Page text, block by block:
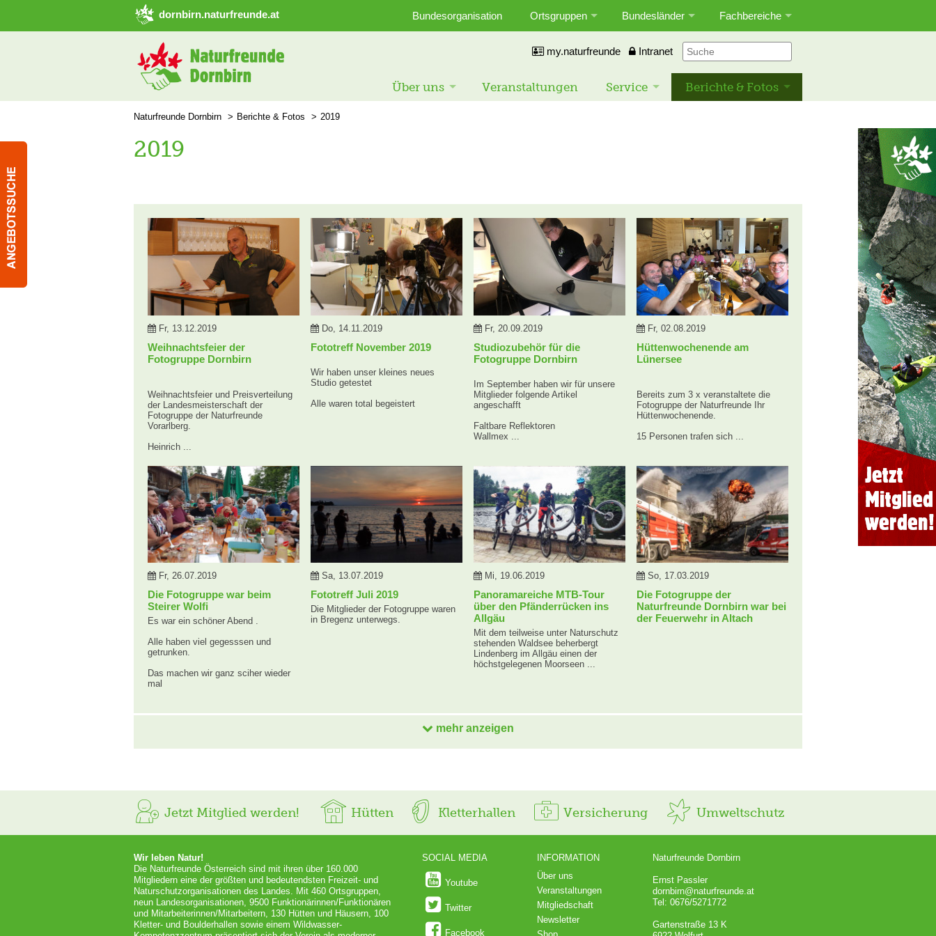
➜ Hauptregion der Seite anspringen
dornbirn.naturfreunde.at Bundesorganisation Ortsgruppen Bundesländer Fachbereiche
my.naturfreunde Intranet
Über uns Veranstaltungen Service Berichte & Fotos
Naturfreunde Dornbirn Berichte & Fotos 2019
2019
Fr, 13.12.2019
Weihnachtsfeier der
Fotogruppe Dornbirn
Weihnachtsfeier und Preisverteilung
der Landesmeisterschaft der
Fotogruppe der Naturfreunde
Vorarlberg.
Heinrich ...
Do, 14.11.2019
Fototreff November 2019
Wir haben unser kleines neues
Studio getestet
Alle waren total begeistert
Fr, 20.09.2019
Studiozubehör für die
Fotogruppe Dornbirn
Im September haben wir für unsere
Mitglieder folgende Artikel
angeschafft
Faltbare Reflektoren
Wallmex ...
Fr, 02.08.2019
Hüttenwochenende am
Lünersee
Bereits zum 3 x veranstaltete die
Fotogruppe der Naturfreunde Ihr
Hüttenwochenende.
15 Personen trafen sich ...
Fr, 26.07.2019
Die Fotogruppe war beim
Steirer Wolfi
Es war ein schöner Abend .
Alle haben viel gegesssen und
getrunken.
Das machen wir ganz sciher wieder
mal
Sa, 13.07.2019
Fototreff Juli 2019
Die Mitglieder der Fotogruppe waren
in Bregenz unterwegs.
Mi, 19.06.2019
Panoramareiche MTB-Tour
über den Pfänderrücken ins
Allgäu
Mit dem teilweise unter Naturschutz
stehenden Waldsee beherbergt
Lindenberg im Allgäu einen der
höchstgelegenen Moorseen ...
So, 17.03.2019
Die Fotogruppe der
Naturfreunde Dornbirn war bei
der Feuerwehr in Altach
mehr anzeigen
Jetzt Mitglied werden! Hütten Kletterhallen Versicherung Umweltschutz
Wir leben Natur!
Die Naturfreunde Österreich sind mit ihren über 160.000
Mitgliedern eine der größten und bedeutendsten Freizeit- und
Naturschutzorganisationen des Landes. Mit 460 Ortsgruppen,
neun Landesorganisationen, 9500 Funktionärinnen/Funktionären
und Mitarbeiterinnen/Mitarbeitern, 130 Hütten und Häusern, 100
Kletter- und Boulderhallen sowie einem Wildwasser-
SOCIAL MEDIA
Youtube
Twitter
Facebook
INFORMATION
Über uns
Veranstaltungen
Mitgliedschaft
Newsletter
Naturfreunde Dornbirn
Ernst Passler
dornbirn@naturfreunde.at
Tel: 0676/5271772
Gartenstraße 13 K